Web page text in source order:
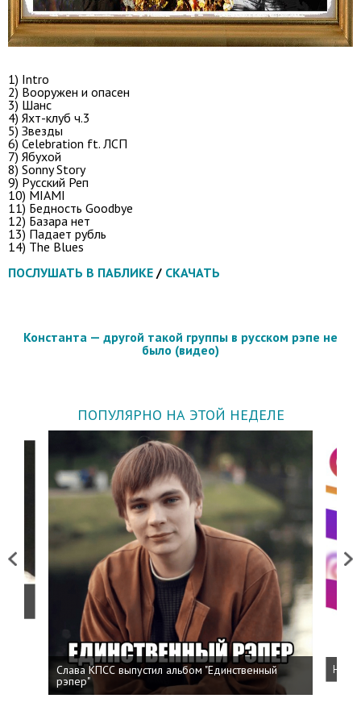
1) Intro
2) Вооружен и опасен
3) Шанс
4) Яхт-клуб ч.3
5) Звезды
6) Celebration ft. ЛСП
7) Ябухой
8) Sonny Story
9) Русский Реп
10) MIAMI
11) Бедность Goodbye
12) Базара нет
13) Падает рубль
14) The Blues
ПОСЛУШАТЬ В ПАБЛИКЕ / СКАЧАТЬ
Константа — другой такой группы в русском рэпе не
было (видео)
ПОПУЛЯРНО НА ЭТОЙ НЕДЕЛЕ
Previous
Слава КПСС выпустил альбом "Единственный
рэпер"
Next